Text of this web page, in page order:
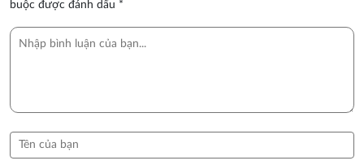
buộc được đánh dấu *